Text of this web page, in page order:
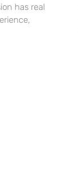
has real